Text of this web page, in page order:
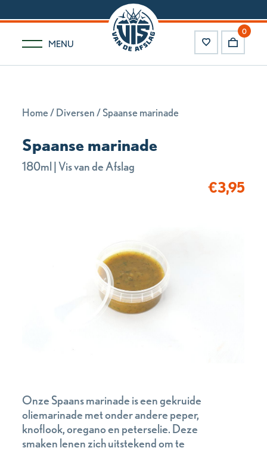
MENU
0
Home/Diversen/ Spaanse marinade
Spaanse marinade
180ml | Vis van de Afslag
€3,95
Onze Spaans marinade is een gekruide
oliemarinade met onder andere peper,
knoflook, oregano en peterselie. Deze
smaken lenen zich uitstekend om te